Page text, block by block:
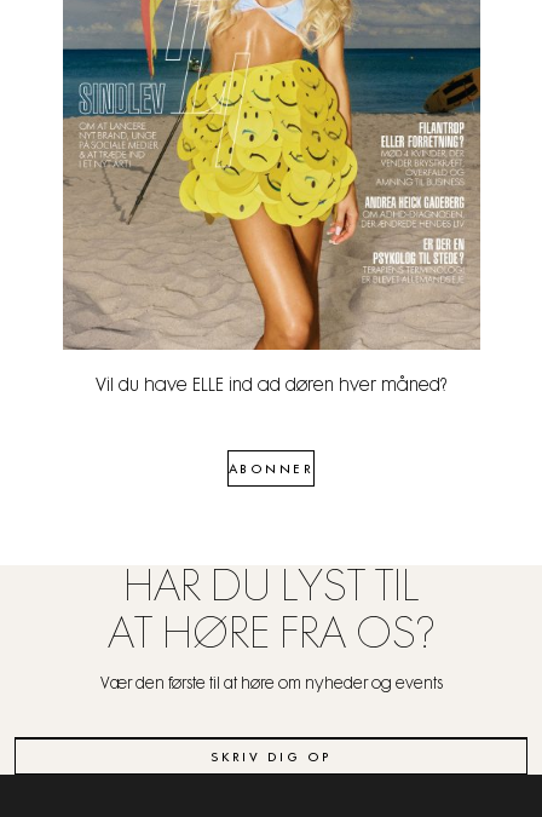
Vil du have ELLE ind ad døren hver måned?
ABONNER
HAR DU LYST TIL
AT HØRE FRA OS?
Vær den første til at høre om nyheder og events
SKRIV DIG OP